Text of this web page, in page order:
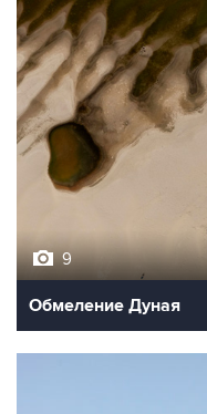
9
Обмеление Дуная